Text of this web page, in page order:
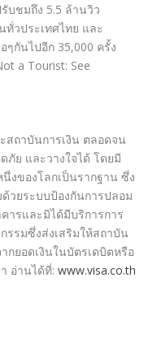
บชมถึง 5.5 ล้านวิว
ทั่วประเทศไทย และ
ๆกันไปอีก 35,000 ครั้ง
a Tourist: See
สถาบันการเงิน ตลอดจน
ภัย และวางใจได้ โดยมี
งของโลกเป็นรากฐาน ซึ่ง
วยระบบป้องกันการปลอม
ารและมิได้มีบริการการ
รรมซึ่งส่งเสริมให้สถาบัน
กยอดเงินในบัตรเดบิตหรือ
อ่านได้ที่: www.visa.co.th